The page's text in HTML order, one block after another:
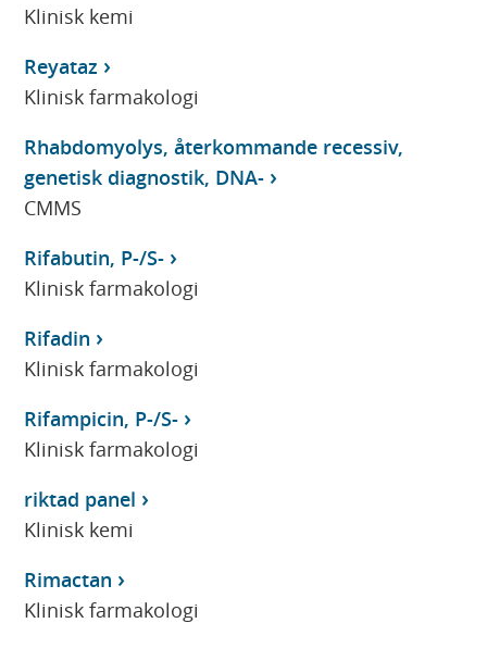
Klinisk kemi
Reyataz
Klinisk farmakologi
Rhabdomyolys, återkommande recessiv,
genetisk diagnostik, DNA-
CMMS
Rifabutin, P-/S-
Klinisk farmakologi
Rifadin
Klinisk farmakologi
Rifampicin, P-/S-
Klinisk farmakologi
riktad panel
Klinisk kemi
Rimactan
Klinisk farmakologi